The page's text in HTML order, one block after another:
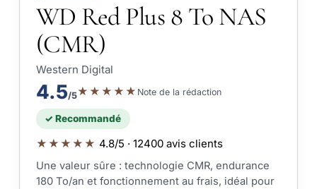
WD Red Plus 8 To NAS
(CMR)
Western Digital
4.5/5★★★★★ Note de la rédaction
✓ Recommandé
★★★★★ 4.8/5 · 12400 avis clients
Une valeur sûre : technologie CMR, endurance
180 To/an et fonctionnement au frais, idéal pour